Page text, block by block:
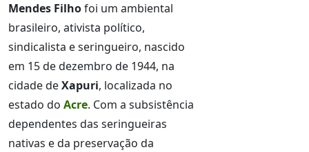
Mendes Filhofoi um ambiental
brasileiro, ativista político,
sindicalista e seringueiro, nascido
em 15 de dezembro de 1944, na
cidade deXapuri, localizada no
estado do Acre. Com a subsistência
dependentes das seringueiras
nativas e da preservação da